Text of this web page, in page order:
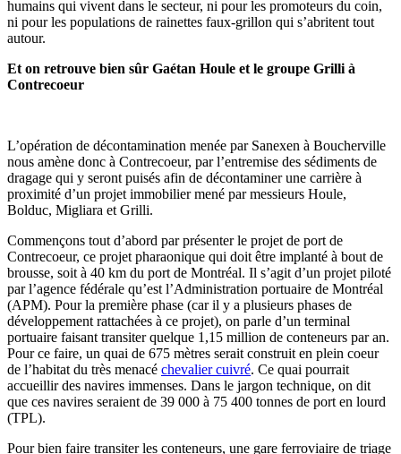
humains qui vivent dans le secteur, ni pour les promoteurs du coin,
ni pour les populations de rainettes faux-grillon qui s’abritent tout
autour.
Et on retrouve bien sûr Gaétan Houle et le groupe Grilli à
Contrecoeur
L’opération de décontamination menée par Sanexen à Boucherville
nous amène donc à Contrecoeur, par l’entremise des sédiments de
dragage qui y seront puisés afin de décontaminer une carrière à
proximité d’un projet immobilier mené par messieurs Houle,
Bolduc, Migliara et Grilli.
Commençons tout d’abord par présenter le projet de port de
Contrecoeur, ce projet pharaonique qui doit être implanté à bout de
brousse, soit à 40 km du port de Montréal. Il s’agit d’un projet piloté
par l’agence fédérale qu’est l’Administration portuaire de Montréal
(APM). Pour la première phase (car il y a plusieurs phases de
développement rattachées à ce projet), on parle d’un terminal
portuaire faisant transiter quelque 1,15 million de conteneurs par an.
Pour ce faire, un quai de 675 mètres serait construit en plein coeur
de l’habitat du très menacé chevalier cuivré. Ce quai pourrait
accueillir des navires immenses. Dans le jargon technique, on dit
que ces navires seraient de 39 000 à 75 400 tonnes de port en lourd
(TPL).
Pour bien faire transiter les conteneurs, une gare ferroviaire de triage